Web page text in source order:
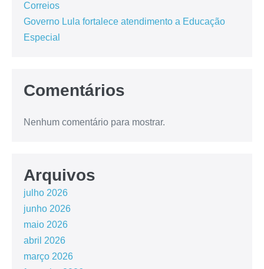
Correios
Governo Lula fortalece atendimento a Educação
Especial
Comentários
Nenhum comentário para mostrar.
Arquivos
julho 2026
junho 2026
maio 2026
abril 2026
março 2026